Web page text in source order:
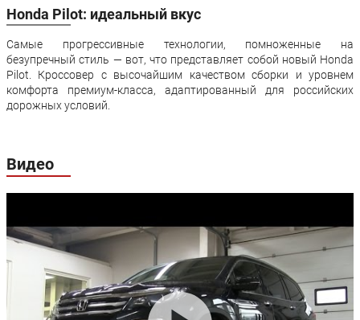
Honda Pilot: идеальный вкус
Самые прогрессивные технологии, помноженные на
безупречный стиль — вот, что представляет собой новый Honda
Pilot. Кроссовер с высочайшим качеством сборки и уровнем
комфорта премиум-класса, адаптированный для российских
дорожных условий.
Видео